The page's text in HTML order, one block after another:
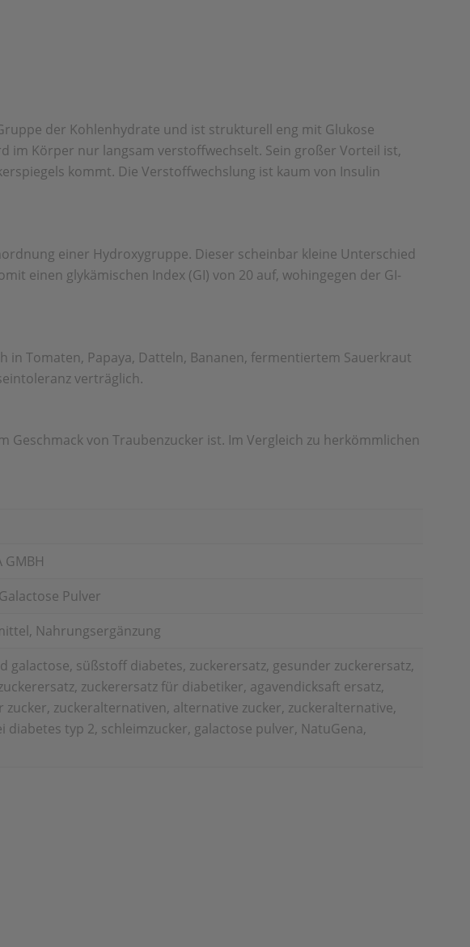
der Kohlenhydrate und ist strukturell eng mit Glukose
Körper nur langsam verstoffwechselt. Sein großer Vorteil ist,
kommt. Die Verstoffwech­slung ist kaum von Insulin
einer Hydroxygruppe. Dieser scheinbar kleine Unterschied
einen glykämischen Index (GI) von 20 auf, wohingegen der GI-
in Tomaten, Papaya, Datteln, Bananen, fermentiertem Sauerkraut
verträglich.
von Traubenzucker ist. Im Vergleich zu herkömmlichen
GMBH
Pulver
Nahrungsergänzung
galactose, süßstoff diabetes, zuckerersatz, gesunder zuckerersatz,
zuckerersatz für diabetiker, agavendicksaft ersatz,
zucker, zuckeralternativen, alternative zucker, zuckeralternative,
diabetes typ 2, schleimzucker, galactose pulver, NatuGena,